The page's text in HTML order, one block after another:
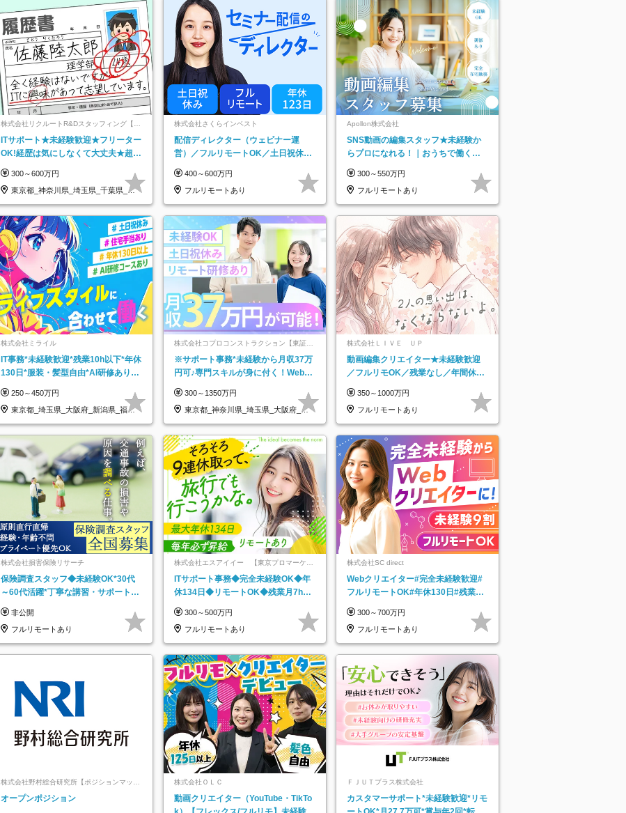
株式会社リクルートR&Dスタッフィング【リ
クルートグループ】
ITサポート★未経験歓迎★フリーター
OK!経歴は気にしなくて大丈夫★超大
300～600万円
東京都_神奈川県_埼玉県_千葉県_大
阪府…
株式会社さくらインベスト
配信ディレクター（ウェビナー運
営）／フルリモートOK／土日祝休み
400～600万円
フルリモートあり
Apollon株式会社
SNS動画の編集スタッフ★未経験か
らプロになれる！｜おうちで働くフ
300～550万円
フルリモートあり
株式会社ミライル
IT事務*未経験歓迎*残業10h以下*年休
130日*服装・髪型自由*AI研修あり*
250～450万円
東京都_埼玉県_大阪府_新潟県_福岡
県
株式会社コプロコンストラクション【東証プ
ライム上場コプロ・ホールディングス子会
社】
※サポート事務*未経験から月収37万
円可♪専門スキルが身に付く！Web面
300～1350万円
東京都_神奈川県_埼玉県_大阪府_愛
知県…
株式会社ＬＩＶＥ ＵＰ
動画編集クリエイター★未経験歓迎
／フルリモOK／残業なし／年間休日
実で安心
350～1000万円
フルリモートあり
株式会社損害保険リサーチ
保険調査スタッフ◆未経験OK*30代
～60代活躍*丁寧な講習・サポートあ
託
非公開
フルリモートあり
株式会社エスアイイー 【東京プロマーケッ
ITサポート事務◆完全未経験OK◆年
休134日◆リモートOK◆残業月7h以
300～500万円
フルリモートあり
株式会社SC direct
Webクリエイター#完全未経験歓迎#
フルリモートOK#年休130日#残業月
300～700万円
フルリモートあり
株式会社野村総合研究所【ポジションマッチ
オープンポジション
株式会社ＯＬＣ
動画クリエイター（YouTube・TikTo
ＦＪＵＴプラス株式会社
カスタマーサポート*未経験歓迎*リモ